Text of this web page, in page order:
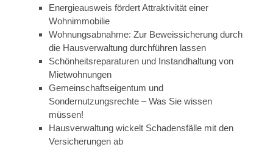
Energieausweis fördert Attraktivität einer
Wohnimmobilie
Wohnungsabnahme: Zur Beweissicherung durch
die Hausverwaltung durchführen lassen
Schönheitsreparaturen und Instandhaltung von
Mietwohnungen
Gemeinschaftseigentum und
Sondernutzungsrechte – Was Sie wissen
müssen!
Hausverwaltung wickelt Schadensfälle mit den
Versicherungen ab